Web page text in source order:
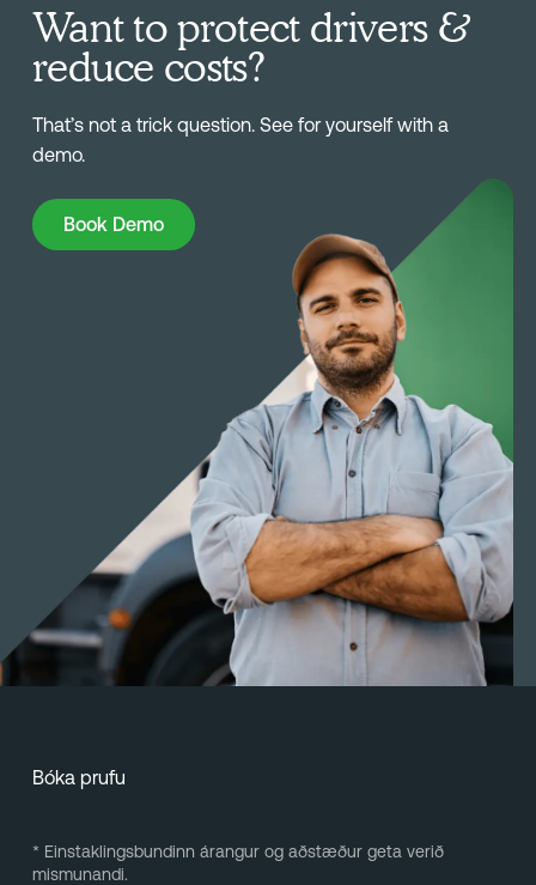
Want to protect drivers &
reduce costs?
That’s not a trick question. See for yourself with a
demo.
Book Demo
Book Demo
Bóka prufu
* Einstaklingsbundinn árangur og aðstæður geta verið
mismunandi.